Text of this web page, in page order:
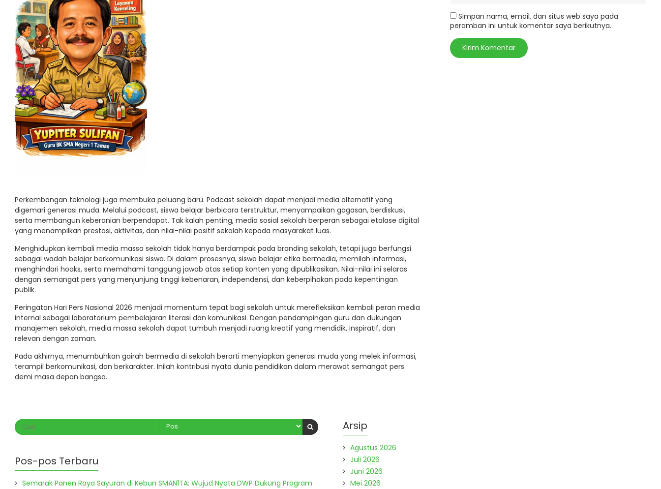
Perkembangan teknologi juga membuka peluang baru. Podcast sekolah dapat menjadi media alternatif yang
digemari generasi muda. Melalui podcast, siswa belajar berbicara terstruktur, menyampaikan gagasan, berdiskusi,
serta membangun keberanian berpendapat. Tak kalah penting, media sosial sekolah berperan sebagai etalase digital
yang menampilkan prestasi, aktivitas, dan nilai-nilai positif sekolah kepada masyarakat luas.
Menghidupkan kembali media massa sekolah tidak hanya berdampak pada branding sekolah, tetapi juga berfungsi
sebagai wadah belajar berkomunikasi siswa. Di dalam prosesnya, siswa belajar etika bermedia, memilah informasi,
menghindari hoaks, serta memahami tanggung jawab atas setiap konten yang dipublikasikan. Nilai-nilai ini selaras
dengan semangat pers yang menjunjung tinggi kebenaran, independensi, dan keberpihakan pada kepentingan
publik.
Peringatan Hari Pers Nasional 2026 menjadi momentum tepat bagi sekolah untuk merefleksikan kembali peran media
internal sebagai laboratorium pembelajaran literasi dan komunikasi. Dengan pendampingan guru dan dukungan
manajemen sekolah, media massa sekolah dapat tumbuh menjadi ruang kreatif yang mendidik, inspiratif, dan
relevan dengan zaman.
Pada akhirnya, menumbuhkan gairah bermedia di sekolah berarti menyiapkan generasi muda yang melek informasi,
terampil berkomunikasi, dan berkarakter. Inilah kontribusi nyata dunia pendidikan dalam merawat semangat pers
demi masa depan bangsa.
Simpan nama, email, dan situs web saya pada
peramban ini untuk komentar saya berikutnya.
Pos-pos Terbaru
Semarak Panen Raya Sayuran di Kebun SMAN1TA: Wujud Nyata DWP Dukung Program
Arsip
Agustus 2026
Juli 2026
Juni 2026
Mei 2026